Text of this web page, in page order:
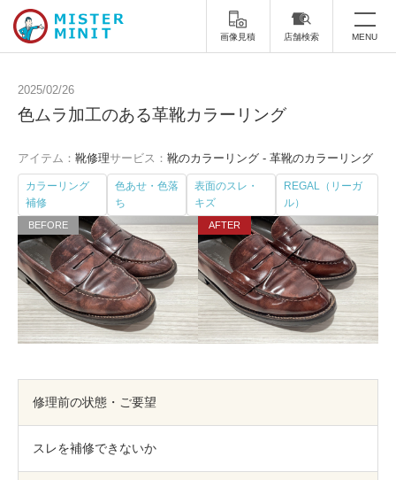
画像見積 店舗検索 MENU
ミスターミニットについて
修理サービス・料金
スーツケース修理 靴修理
スニーカー修理 靴磨き
カバンの修理 時計修理・電池交換
傘修理 合鍵の作製
包丁研ぎ
店舗を探す
2025/02/26
色ムラ加工のある革靴カラーリング
アイテム： 靴修理サービス： 靴のカラーリング - 革靴のカラーリング
カラーリング
補修
色あせ・色落
ち
表面のスレ・
キズ
REGAL（リーガ
ル）
修理前の状態・ご要望
スレを補修できないか